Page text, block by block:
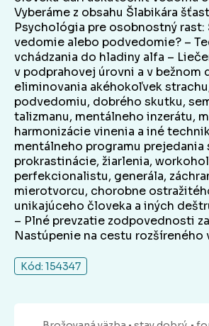
Vyberáme z obsahu Šlabikára
Psychológia pre osobnostný rast:
vedomie alebo podvedomie? –
vchádzania do hladiny alfa –
v podprahovej úrovni a v bežnom
eliminovania akéhokoľvek
podvedomiu, dobrého skutku,
talizmanu, mentálneho inzerátu,
harmonizácie vinenia a iné
mentálneho programu prejedania
prokrastinácie, žiarlenia,
perfekcionalistu, generála,
mierotvorcu, chorobne
unikajúceho človeka a iných
– Plné prevzatie zodpovednosti
Nastúpenie na cestu rozšíreného
Kód: 154347